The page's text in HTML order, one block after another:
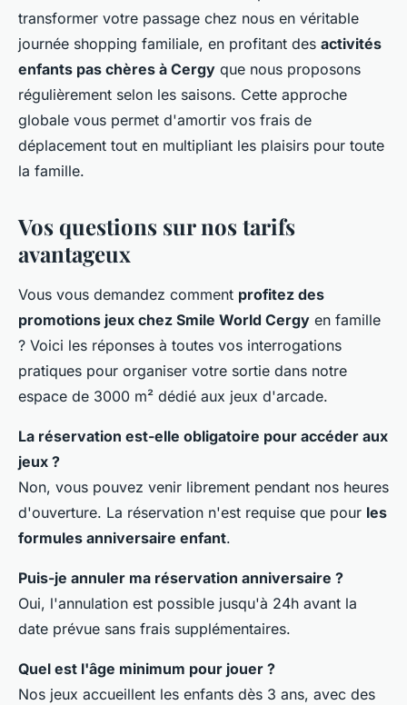
transformer votre passage chez nous en véritable
journée shopping familiale, en profitant des activités
enfants pas chères à Cergy que nous proposons
régulièrement selon les saisons. Cette approche
globale vous permet d'amortir vos frais de
déplacement tout en multipliant les plaisirs pour toute
la famille.
Vos questions sur nos tarifs
avantageux
Vous vous demandez comment profitez des
promotions jeux chez Smile World Cergy en famille
? Voici les réponses à toutes vos interrogations
pratiques pour organiser votre sortie dans notre
espace de 3000 m² dédié aux jeux d'arcade.
La réservation est-elle obligatoire pour accéder aux
jeux ?
Non, vous pouvez venir librement pendant nos heures
d'ouverture. La réservation n'est requise que pour les
formules anniversaire enfant.
Puis-je annuler ma réservation anniversaire ?
Oui, l'annulation est possible jusqu'à 24h avant la
date prévue sans frais supplémentaires.
Quel est l'âge minimum pour jouer ?
Nos jeux accueillent les enfants dès 3 ans, avec des